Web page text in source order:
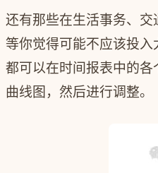
还有那些在生活事务、
等你觉得可能不应该投
都可以在时间报表中的
曲线图，然后进行调整。